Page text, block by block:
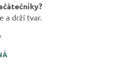
a drží tvar.